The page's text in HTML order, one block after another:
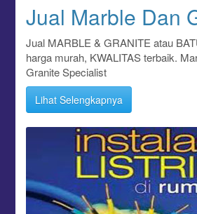
Jual Marble Dan
Jual MARBLE & GRANITE atau
harga murah, KWALITAS terbaik.
Granite Specialist
Lihat Selengkapnya